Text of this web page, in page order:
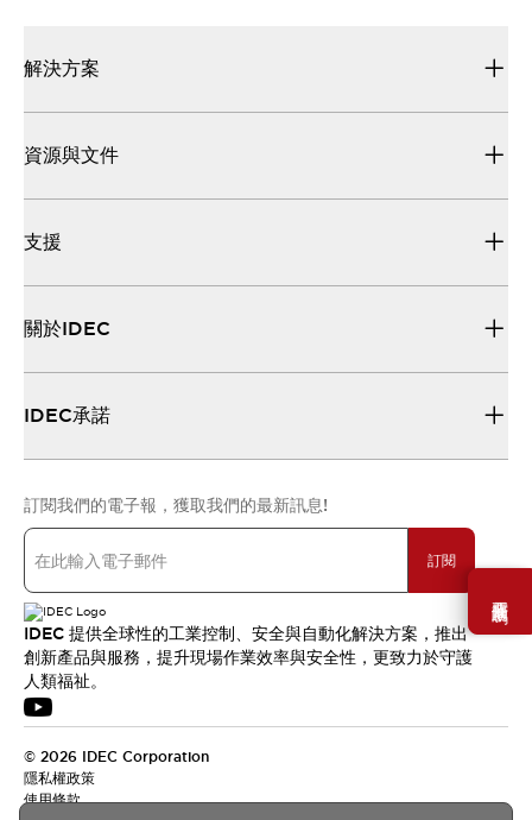
需要幫助嗎？
解決方案
資源與文件
支援
關於IDEC
IDEC承諾
訂閱我們的電子報，獲取我們的最新訊息!
訂閱
IDEC 提供全球性的工業控制、安全與自動化解決方案，推出
創新產品與服務，提升現場作業效率與安全性，更致力於守護
人類福祉。
© 2026 IDEC Corporation
隱私權政策
使用條款